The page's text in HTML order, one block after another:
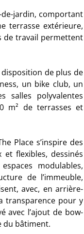
de-jardin, comportant
terrasse extérieure,
de travail permettent
de plus de
un bike club, un
salles polyvalentes
m² de terrasses et
Place s’inspire des
et flexibles, dessinés
modulables,
de l’immeuble,
avec, en arrière-
transparence pour y
avec l’ajout de bow-
du bâtiment.